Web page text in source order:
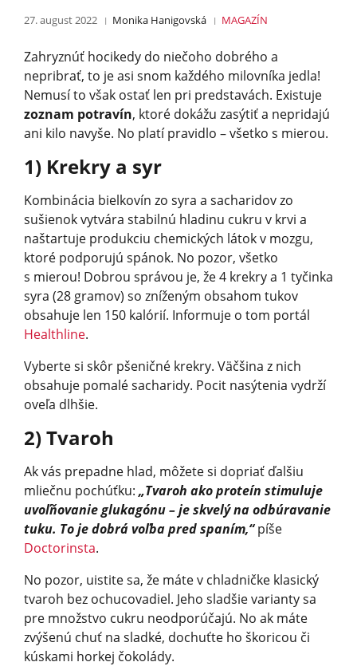
27. august 2022 Monika Hanigovská MAGAZÍN
Zahryznúť hocikedy do niečoho dobrého a
nepribrať, to je asi snom každého milovníka jedla!
Nemusí to však ostať len pri predstavách. Existuje
zoznam potravín, ktoré dokážu zasýtiť a nepridajú
ani kilo navyše. No platí pravidlo – všetko s mierou.
1) Krekry a syr
Kombinácia bielkovín zo syra a sacharidov zo
sušienok vytvára stabilnú hladinu cukru v krvi a
naštartuje produkciu chemických látok v mozgu,
ktoré podporujú spánok. No pozor, všetko
s mierou! Dobrou správou je, že 4 krekry a 1 tyčinka
syra (28 gramov) so zníženým obsahom tukov
obsahuje len 150 kalórií. Informuje o tom portál
Healthline.
Vyberte si skôr pšeničné krekry. Väčšina z nich
obsahuje pomalé sacharidy. Pocit nasýtenia vydrží
oveľa dlhšie.
2) Tvaroh
Ak vás prepadne hlad, môžete si dopriať ďalšiu
mliečnu pochúťku: „Tvaroh ako proteín stimuluje
uvoľňovanie glukagónu – je skvelý na odbúravanie
tuku. To je dobrá voľba pred spaním,“píše
Doctorinsta.
No pozor, uistite sa, že máte v chladničke klasický
tvaroh bez ochucovadiel. Jeho sladšie varianty sa
pre množstvo cukru neodporúčajú. No ak máte
zvýšenú chuť na sladké, dochuťte ho škoricou či
kúskami horkej čokolády.